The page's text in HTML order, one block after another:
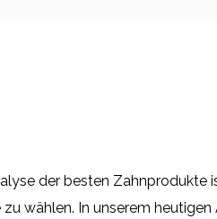
der besten Zahnprodukte
wählen. In unserem